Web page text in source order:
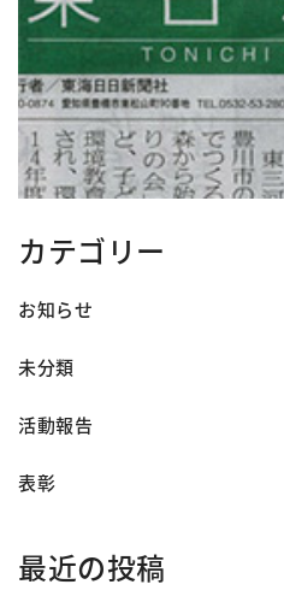
カテゴリー
お知らせ
未分類
活動報告
表彰
最近の投稿